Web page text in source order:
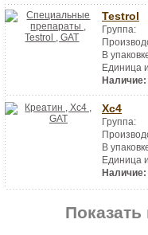
Testrol
Группа:
В
Единица
Наличие:
Xc4
Группа:
В
Единица
Наличие: